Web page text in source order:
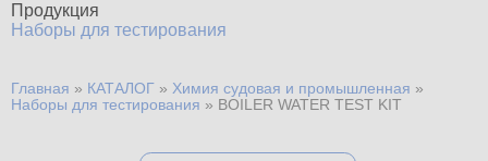
Продукция
Наборы для тестирования
Вы здесь
Главная » КАТАЛОГ » Химия судовая и промышленная »
Наборы для тестирования » BOILER WATER TEST KIT